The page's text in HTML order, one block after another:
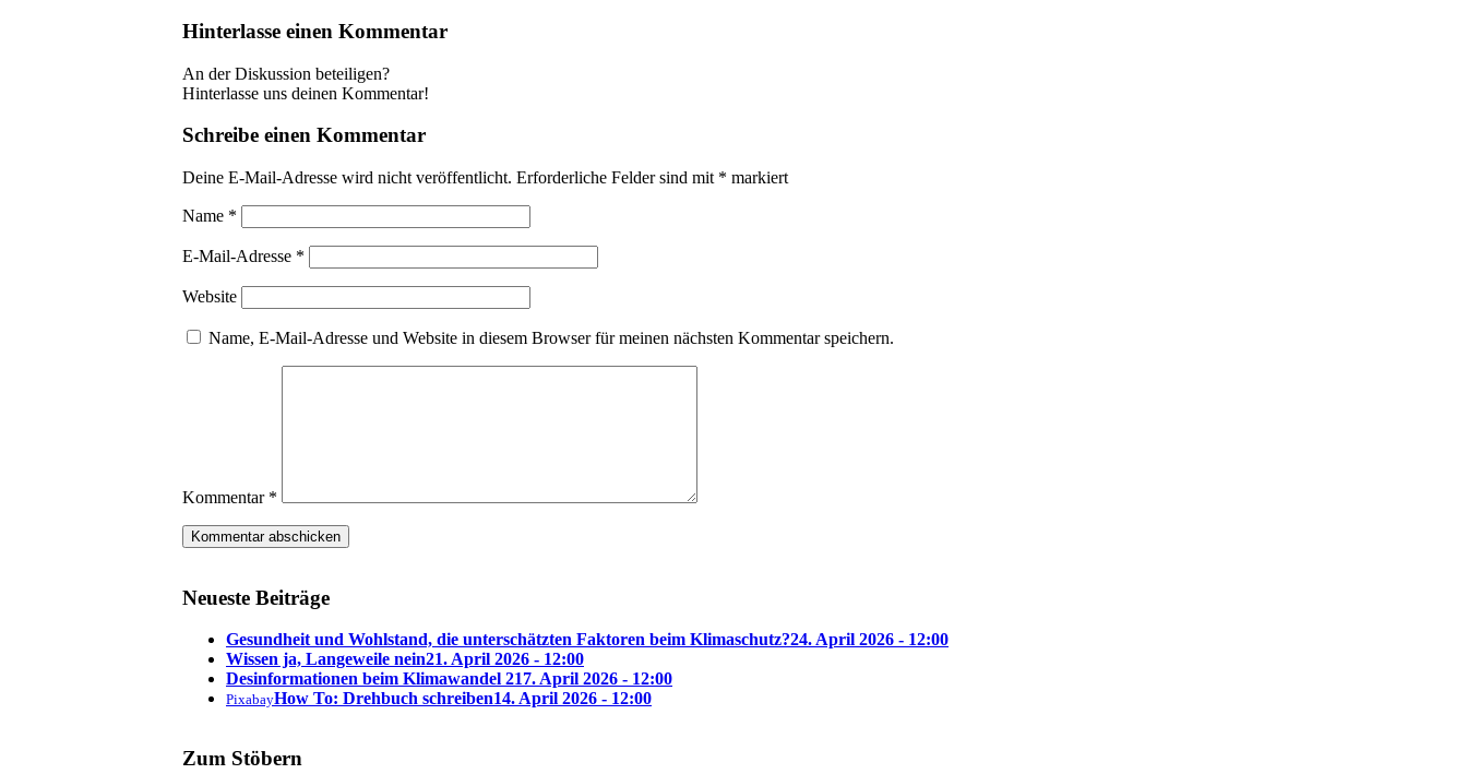
Hinterlasse einen Kommentar
An der Diskussion beteiligen?
Hinterlasse uns deinen Kommentar!
Schreibe einen Kommentar
Deine E-Mail-Adresse wird nicht veröffentlicht. Erforderliche Felder sind mit * markiert
Name *
E-Mail-Adresse *
Website
Name, E-Mail-Adresse und Website in diesem Browser für meinen nächsten Kommentar speichern.
Kommentar *
Neueste Beiträge
Gesundheit und Wohlstand, die unterschätzten Faktoren beim Klimaschutz?24. April 2026 - 12:00
Wissen ja, Langeweile nein21. April 2026 - 12:00
Desinformationen beim Klimawandel 217. April 2026 - 12:00
PixabayHow To: Drehbuch schreiben14. April 2026 - 12:00
Zum Stöbern